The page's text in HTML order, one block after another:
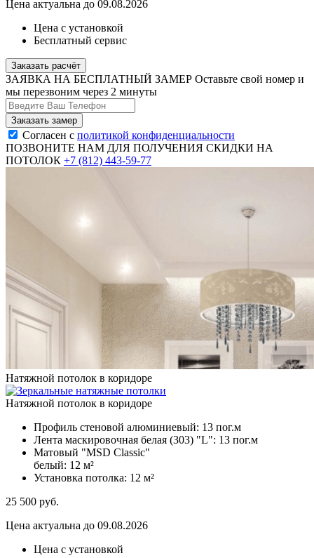
Цена актуальна до 09.08.2026
Цена с установкой
Бесплатный сервис
Заказать расчёт
ЗАЯВКА НА БЕСПЛАТНЫЙ ЗАМЕР Оставьте свой номер и
мы перезвоним через 2 минуты
Согласен с политикой конфиденциальности
ПОЗВОНИТЕ НАМ ДЛЯ ПОЛУЧЕНИЯ СКИДКИ НА
ПОТОЛОК +7 (812) 443-59-77
Натяжной потолок в коридоре
Натяжной потолок в коридоре
Профиль стеновой алюминиевый: 13 пог.м
Лента маскировочная белая (303) "L": 13 пог.м
Матовый "MSD Classic"
белый: 12 м²
Установка потолка: 12 м²
25 500 руб.
Цена актуальна до 09.08.2026
Цена с установкой